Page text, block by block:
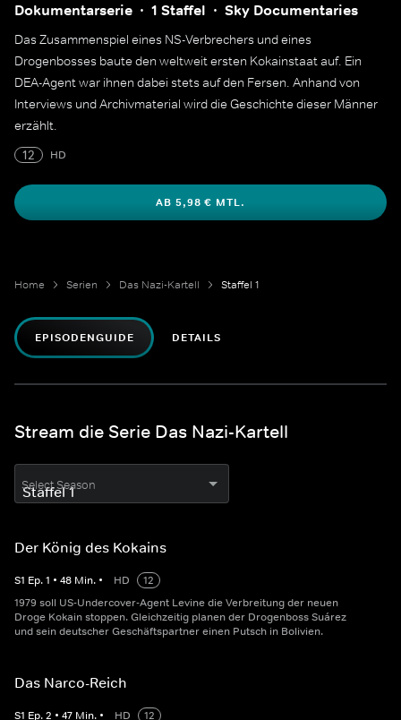
Dokumentarserie 1 Staffel Sky Documentaries
Das Zusammenspiel eines NS-Verbrechers und eines
Drogenbosses baute den weltweit ersten Kokainstaat auf. Ein
DEA-Agent war ihnen dabei stets auf den Fersen. Anhand von
Interviews und Archivmaterial wird die Geschichte dieser Männer
erzählt.
12
HD
AB 5,98 € MTL.
Home Serien Das Nazi-Kartell Staffel 1
EPISODENGUIDE DETAILS
Stream die Serie Das Nazi-Kartell
Select Season
Der König des Kokains
S1 Ep.1 • 48 Min. • HD
12
1979 soll US-Undercover-Agent Levine die Verbreitung der neuen
Droge Kokain stoppen. Gleichzeitig planen der Drogenboss Suárez
und sein deutscher Geschäftspartner einen Putsch in Bolivien.
Das Narco-Reich
S1 Ep.2 • 47 Min. • HD
12